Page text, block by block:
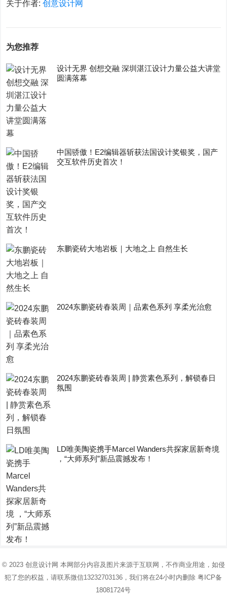
关于作者:创意设计网
为您推荐
设计无界 创想交融 深圳湛江设计力量公益大讲堂
圆满落幕
中国骄傲！E2编辑器斩获法国设计奖银奖，国产
交互软件历史首次！
东鹏瓷砖大地岩板｜大地之上 自然生长
2024东鹏瓷砖春装周｜品素色系列 享柔光治愈
2024东鹏瓷砖春装周 | 静赏素色系列，解锁春日
氛围
LD唯美陶瓷携手Marcel Wanders共探家居新奇境
，“大师系列”新品震撼发布！
© 2023 创意设计网 本网部分内容及图片来源于互联网，不作商业用途，如侵
犯了您的权益，请联系微信13232703136，我们将在24小时内删除粤ICP备
18081724号